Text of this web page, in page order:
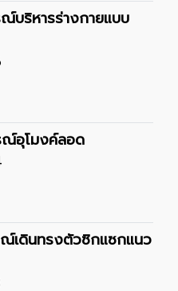
บริหารร่างกายแบบ
อุโมงค์ลอด
เดินทรงตัวซิกแซกแนว